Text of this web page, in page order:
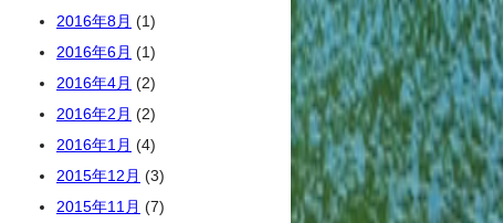
2016年8月 (1)
2016年6月 (1)
2016年4月 (2)
2016年2月 (2)
2016年1月 (4)
2015年12月 (3)
2015年11月 (7)